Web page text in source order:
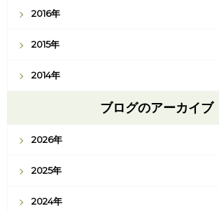
2016年
2015年
2014年
ブログのアーカイブ
2026年
2025年
2024年